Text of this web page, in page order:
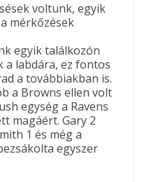
voltunk, egyik
mérkőzések
egyik találkozón
a labdára, ez fontos
a továbbiakban is.
a Browns ellen volt
egység a Ravens
magáért. Gary 2
1 és még a
egyszer